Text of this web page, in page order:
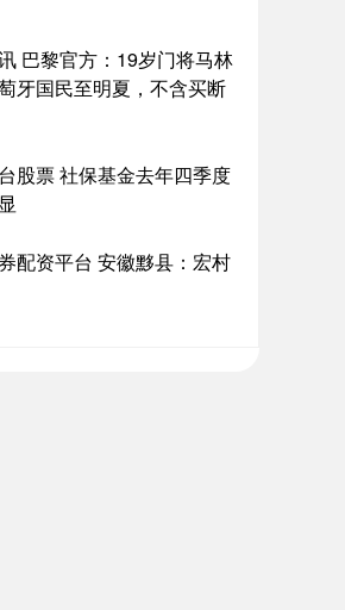
巴黎官方：19岁门将马林
牙国民至明夏，不含买断
股票 社保基金去年四季度
配资平台 安徽黟县：宏村